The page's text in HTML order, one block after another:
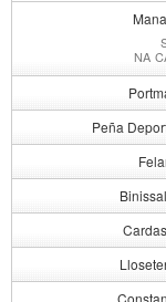
NA
Peña